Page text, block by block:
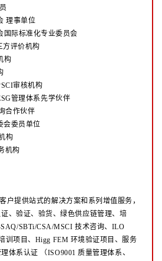
理事单位
国际标准化专业委员会
方评价机构
构
审核机构
管理体系先学伙伴
合作伙伴
会委员单位
构
机构
户提供站式的解决方案和系列增值服务，
、验证、验货、绿色供应链管理、培
SBTi/CSA/MSCI 技术咨询、ILO
训项目、Higg FEM 环境验证项目、服务
体系认证
（ISO9001 质量管理体系、